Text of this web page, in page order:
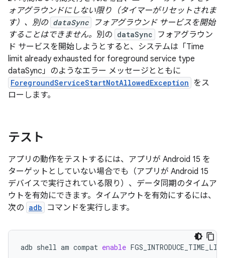
ォアグラウンドにしない限り（タイマーがリセットされま
す）、別の dataSync
フォアグラウンド サービスを開始
することはできません。 別の dataSync
フォアグラウン
ド サービスを開始しようとすると、システムは「Time
limit already exhausted for foreground service type
dataSync」のようなエラー メッセージとともに
ForegroundServiceStartNotAllowedException をス
ローします。
テスト
アプリの動作をテストするには、アプリが Android 15 を
ターゲットとしていない場合でも（アプリが Android 15
デバイスで実行されている限り）、データ同期のタイムア
ウトを有効にできます。タイムアウトを有効にするには、
次の adb コマンドを実行します。
adb shell am compat enable